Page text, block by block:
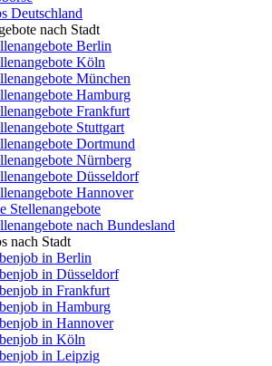
Deutschland
nach Stadt
Berlin
Köln
München
Hamburg
Frankfurt
Stuttgart
Dortmund
Nürnberg
Düsseldorf
Hannover
Stellenangebote
nach Bundesland
nach Stadt
in Berlin
in Düsseldorf
in Frankfurt
in Hamburg
in Hannover
in Köln
in Leipzig